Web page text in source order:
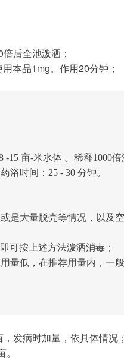
后全池泼洒；
本品1mg。作用20分钟；
-15 亩-米水体 。稀释1000倍
浴时间：25 - 30 分钟。
是大量脱壳等情况，以及
可按上述方法泼洒消毒；
量低，在推荐用量内，一
发病时加量，依具体情况；